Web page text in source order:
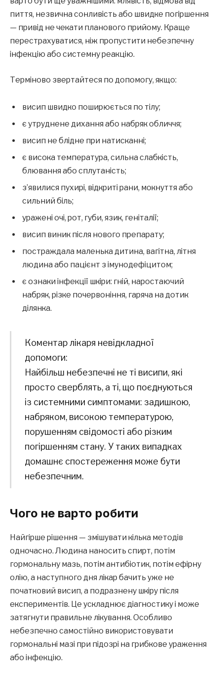
пиття, незвична сонливість або швидке погіршення
— привід не чекати планового прийому. Краще
перестрахуватися, ніж пропустити небезпечну
інфекцію або системну реакцію.
Терміново звертайтеся по допомогу, якщо:
висип швидко поширюється по тілу;
є утруднене дихання або набряк обличчя;
висип не блідне при натисканні;
є висока температура, сильна слабкість,
блювання або сплутаність;
з’явилися пухирі, відкриті рани, мокнуття або
сильний біль;
уражені очі, рот, губи, язик, геніталії;
висип виник після нового препарату;
постраждала маленька дитина, вагітна, літня
людина або пацієнт з імунодефіцитом;
є ознаки інфекції шкіри: гній, наростаючий
набряк, різке почервоніння, гаряча на дотик
ділянка.
Коментар лікаря невідкладної
допомоги:
Найбільш небезпечні не ті висипи, які
просто сверблять, а ті, що поєднуються
із системними симптомами: задишкою,
набряком, високою температурою,
порушенням свідомості або різким
погіршенням стану. У таких випадках
домашнє спостереження може бути
небезпечним.
Чого не варто робити
Найгірше рішення — змішувати кілька методів
одночасно. Людина наносить спирт, потім
гормональну мазь, потім антибіотик, потім ефірну
олію, а наступного дня лікар бачить уже не
початковий висип, а подразнену шкіру після
експериментів. Це ускладнює діагностику і може
затягнути правильне лікування. Особливо
небезпечно самостійно використовувати
гормональні мазі при підозрі на грибкове ураження
або інфекцію.